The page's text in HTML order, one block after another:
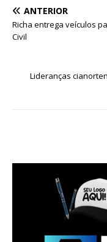
ANTERIOR
Richa entrega veículos
Civil
Lideranças